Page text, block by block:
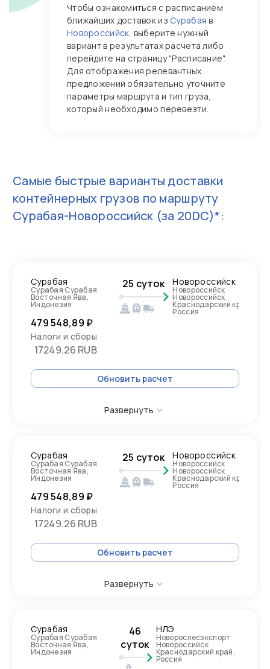
Чтобы ознакомиться с расписанием
ближайших доставок из Сурабая в
Новороссийск, выберите нужный
вариант в результатах расчета либо
перейдите на страницу "Расписание".
Для отображения релевантных
предложений обязательно уточните
параметры маршрута и тип груза,
который необходимо перевезти.
Самые быстрые варианты доставки
контейнерных грузов по маршруту
Сурабая-Новороссийск (за 20DC)*:
Сурабая
Сурабая Сурабая
Восточная Ява,
Индонезия
25 суток Новороссийск
Новороссийск
Новороссийск
Краснодарский край,
Россия
479 548,89 ₽
Налоги и сборы
17249.26 RUB
Обновить расчет
Развернуть
Сурабая
Сурабая Сурабая
Восточная Ява,
Индонезия
25 суток Новороссийск
Новороссийск
Новороссийск
Краснодарский край,
Россия
479 548,89 ₽
Налоги и сборы
17249.26 RUB
Обновить расчет
Развернуть
Сурабая
Сурабая Сурабая
Восточная Ява,
Индонезия
46
суток
НЛЭ
Новорослесэкспорт
Новороссийск
Краснодарский край,
Россия